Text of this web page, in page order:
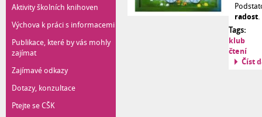
Aktivity školních knihoven
Výchova k práci s informacemi
Publikace, které by vás mohly
zajímat
Zajímavé odkazy
Dotazy, konzultace
Ptejte se CŠK
radost.
Tags:
klub
čtení
Číst